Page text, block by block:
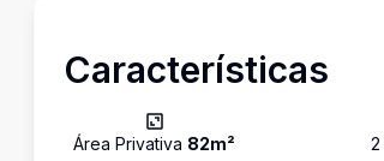
Características
Área Privativa 82m² 2